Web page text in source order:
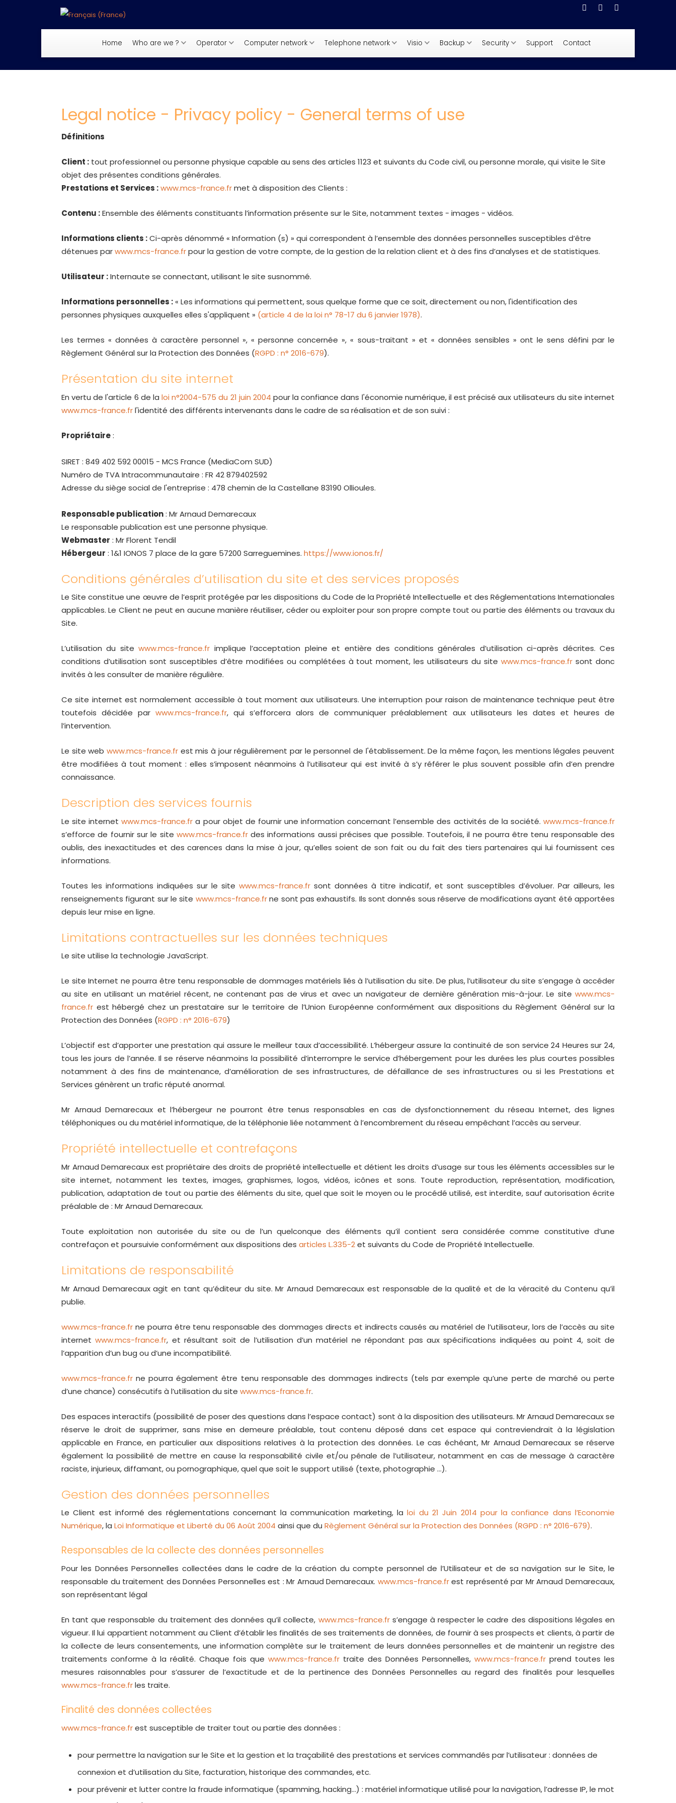
Select your language
Home Who are we ? Operator Computer network Telephone network Visio Backup Security Support Contact
Legal notice - Privacy policy - General terms of use
Définitions
Client : tout professionnel ou personne physique capable au sens des articles 1123 et suivants du Code civil, ou personne morale, qui visite le Site
objet des présentes conditions générales.
Prestations et Services :www.mcs-france.frmet à disposition des Clients :
Contenu :Ensemble des éléments constituants l’information présente sur le Site, notamment textes - images - vidéos.
Informations clients :Ci-après dénommé « Information (s) » qui correspondent à l’ensemble des données personnelles susceptibles d’être
détenues parwww.mcs-france.frpour la gestion de votre compte, de la gestion de la relation client et à des fins d’analyses et de statistiques.
Utilisateur :Internaute se connectant, utilisant le site susnommé.
Informations personnelles :« Les informations qui permettent, sous quelque forme que ce soit, directement ou non, l'identification des
personnes physiques auxquelles elles s'appliquent » (article 4 de la loi n° 78-17 du 6 janvier 1978).
Les termes « données à caractère personnel », « personne concernée », « sous-traitant » et « données sensibles » ont le sens défini par le
Règlement Général sur la Protection des Données (RGPD : n° 2016-679).
Présentation du site internet
En vertu de l'article 6 de laloi n°2004-575 du 21 juin 2004 pour la confiance dans l'économie numérique, il est précisé aux utilisateurs du site internet
www.mcs-france.frl'identité des différents intervenants dans le cadre de sa réalisation et de son suivi :
Propriétaire:
SIRET : 849 402 592 00015 - MCS France (MediaCom SUD)
Numéro de TVA Intracommunautaire : FR 42 879402592
Adresse du siège social de l'entreprise : 478 chemin de la Castellane 83190 Ollioules.
Responsable publication: Mr Arnaud Demarecaux
Le responsable publication est une personne physique.
Webmaster : Mr Florent Tendil
Hébergeur : 1&1 IONOS 7 place de la gare 57200 Sarreguemines. https://www.ionos.fr/
Conditions générales d’utilisation du site et des services proposés
Le Site constitue une œuvre de l’esprit protégée par les dispositions du Code de la Propriété Intellectuelle et des Réglementations Internationales
applicables. Le Client ne peut en aucune manière réutiliser, céder ou exploiter pour son propre compte tout ou partie des éléments ou travaux du
Site.
L’utilisation du sitewww.mcs-france.fr implique l’acceptation pleine et entière des conditions générales d’utilisation ci-après décrites. Ces
conditions d’utilisation sont susceptibles d’être modifiées ou complétées à tout moment, les utilisateurs du sitewww.mcs-france.fr sont donc
invités à les consulter de manière régulière.
Ce site internet est normalement accessible à tout moment aux utilisateurs. Une interruption pour raison de maintenance technique peut être
toutefois décidée par www.mcs-france.fr, qui s’efforcera alors de communiquer préalablement aux utilisateurs les dates et heures de
l’intervention.
Le site web www.mcs-france.fr est mis à jour régulièrement par le personnel de l'établissement. De la même façon, les mentions légales peuvent
être modifiées à tout moment : elles s’imposent néanmoins à l’utilisateur qui est invité à s’y référer le plus souvent possible afin d’en prendre
connaissance.
Description des services fournis
Le site internetwww.mcs-france.fr a pour objet de fournir une information concernant l’ensemble des activités de la société.www.mcs-france.fr
s’efforce de fournir sur le site www.mcs-france.frdes informations aussi précises que possible. Toutefois, il ne pourra être tenu responsable des
oublis, des inexactitudes et des carences dans la mise à jour, qu’elles soient de son fait ou du fait des tiers partenaires qui lui fournissent ces
informations.
Toutes les informations indiquées sur le site www.mcs-france.fr sont données à titre indicatif, et sont susceptibles d’évoluer. Par ailleurs, les
renseignements figurant sur le site www.mcs-france.frne sont pas exhaustifs. Ils sont donnés sous réserve de modifications ayant été apportées
depuis leur mise en ligne.
Limitations contractuelles sur les données techniques
Le site utilise la technologie JavaScript.
Le site Internet ne pourra être tenu responsable de dommages matériels liés à l’utilisation du site. De plus, l’utilisateur du site s’engage à accéder
au site en utilisant un matériel récent, ne contenant pas de virus et avec un navigateur de dernière génération mis-à-jour. Le site www.mcs-
france.fr est hébergé chez un prestataire sur le territoire de l’Union Européenne conformément aux dispositions du Règlement Général sur la
Protection des Données (RGPD : n° 2016-679)
L’objectif est d’apporter une prestation qui assure le meilleur taux d’accessibilité. L’hébergeur assure la continuité de son service 24 Heures sur 24,
tous les jours de l’année. Il se réserve néanmoins la possibilité d’interrompre le service d’hébergement pour les durées les plus courtes possibles
notamment à des fins de maintenance, d’amélioration de ses infrastructures, de défaillance de ses infrastructures ou si les Prestations et
Services génèrent un trafic réputé anormal.
Mr Arnaud Demarecaux et l’hébergeur ne pourront être tenus responsables en cas de dysfonctionnement du réseau Internet, des lignes
téléphoniques ou du matériel informatique, de la téléphonie liée notamment à l’encombrement du réseau empêchant l’accès au serveur.
Propriété intellectuelle et contrefaçons
Mr Arnaud Demarecaux est propriétaire des droits de propriété intellectuelle et détient les droits d’usage sur tous les éléments accessibles sur le
site internet, notamment les textes, images, graphismes, logos, vidéos, icônes et sons. Toute reproduction, représentation, modification,
publication, adaptation de tout ou partie des éléments du site, quel que soit le moyen ou le procédé utilisé, est interdite, sauf autorisation écrite
préalable de : Mr Arnaud Demarecaux.
Toute exploitation non autorisée du site ou de l’un quelconque des éléments qu’il contient sera considérée comme constitutive d’une
contrefaçon et poursuivie conformément aux dispositions des articles L.335-2et suivants du Code de Propriété Intellectuelle.
Limitations de responsabilité
Mr Arnaud Demarecaux agit en tant qu’éditeur du site. Mr Arnaud Demarecaux est responsable de la qualité et de la véracité du Contenu qu’il
publie.
www.mcs-france.fr ne pourra être tenu responsable des dommages directs et indirects causés au matériel de l’utilisateur, lors de l’accès au site
internetwww.mcs-france.fr, et résultant soit de l’utilisation d’un matériel ne répondant pas aux spécifications indiquées au point 4, soit de
l’apparition d’un bug ou d’une incompatibilité.
www.mcs-france.fr ne pourra également être tenu responsable des dommages indirects (tels par exemple qu’une perte de marché ou perte
d’une chance) consécutifs à l’utilisation du site www.mcs-france.fr.
Des espaces interactifs (possibilité de poser des questions dans l’espace contact) sont à la disposition des utilisateurs. Mr Arnaud Demarecaux se
réserve le droit de supprimer, sans mise en demeure préalable, tout contenu déposé dans cet espace qui contreviendrait à la législation
applicable en France, en particulier aux dispositions relatives à la protection des données. Le cas échéant, Mr Arnaud Demarecaux se réserve
également la possibilité de mettre en cause la responsabilité civile et/ou pénale de l’utilisateur, notamment en cas de message à caractère
raciste, injurieux, diffamant, ou pornographique, quel que soit le support utilisé (texte, photographie …).
Gestion des données personnelles
Le Client est informé des réglementations concernant la communication marketing, laloi du 21 Juin 2014 pour la confiance dans l’Economie
Numérique, la Loi Informatique et Liberté du 06 Août 2004 ainsi que du Règlement Général sur la Protection des Données (RGPD : n° 2016-679).
Responsables de la collecte des données personnelles
Pour les Données Personnelles collectées dans le cadre de la création du compte personnel de l’Utilisateur et de sa navigation sur le Site, le
responsable du traitement des Données Personnelles est : Mr Arnaud Demarecaux. www.mcs-france.frest représenté par Mr Arnaud Demarecaux,
son représentant légal
En tant que responsable du traitement des données qu’il collecte, www.mcs-france.frs’engage à respecter le cadre des dispositions légales en
vigueur. Il lui appartient notamment au Client d’établir les finalités de ses traitements de données, de fournir à ses prospects et clients, à partir de
la collecte de leurs consentements, une information complète sur le traitement de leurs données personnelles et de maintenir un registre des
traitements conforme à la réalité. Chaque fois que www.mcs-france.fr traite des Données Personnelles, www.mcs-france.fr prend toutes les
mesures raisonnables pour s’assurer de l’exactitude et de la pertinence des Données Personnelles au regard des finalités pour lesquelles
www.mcs-france.frles traite.
Finalité des données collectées
www.mcs-france.frest susceptible de traiter tout ou partie des données :
pour permettre la navigation sur le Site et la gestion et la traçabilité des prestations et services commandés par l’utilisateur : données de
connexion et d’utilisation du Site, facturation, historique des commandes, etc.
pour prévenir et lutter contre la fraude informatique (spamming, hacking…) : matériel informatique utilisé pour la navigation, l’adresse IP, le mot